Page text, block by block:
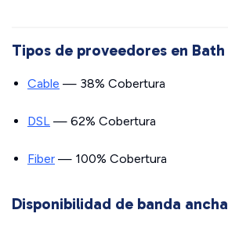
Tipos de proveedores en Bath
Cable — 38% Cobertura
DSL — 62% Cobertura
Fiber — 100% Cobertura
Disponibilidad de banda ancha